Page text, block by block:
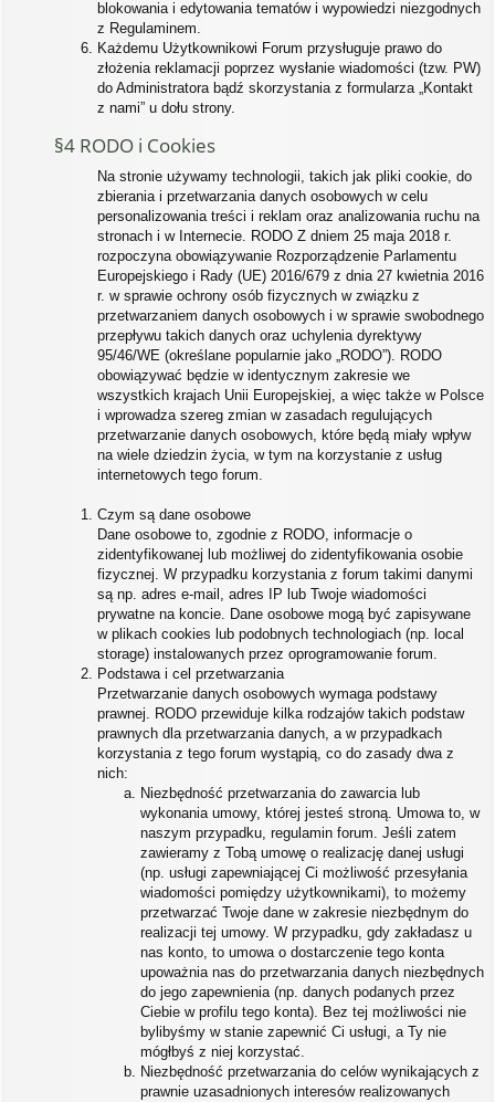
blokowania i edytowania tematów i wypowiedzi niezgodnych
z Regulaminem.
Każdemu Użytkownikowi Forum przysługuje prawo do
złożenia reklamacji poprzez wysłanie wiadomości (tzw. PW)
do Administratora bądź skorzystania z formularza „Kontakt
z nami” u dołu strony.
§4 RODO i Cookies
Na stronie używamy technologii, takich jak pliki cookie, do
zbierania i przetwarzania danych osobowych w celu
personalizowania treści i reklam oraz analizowania ruchu na
stronach i w Internecie. RODO Z dniem 25 maja 2018 r.
rozpoczyna obowiązywanie Rozporządzenie Parlamentu
Europejskiego i Rady (UE) 2016/679 z dnia 27 kwietnia 2016
r. w sprawie ochrony osób fizycznych w związku z
przetwarzaniem danych osobowych i w sprawie swobodnego
przepływu takich danych oraz uchylenia dyrektywy
95/46/WE (określane popularnie jako „RODO”). RODO
obowiązywać będzie w identycznym zakresie we
wszystkich krajach Unii Europejskiej, a więc także w Polsce
i wprowadza szereg zmian w zasadach regulujących
przetwarzanie danych osobowych, które będą miały wpływ
na wiele dziedzin życia, w tym na korzystanie z usług
internetowych tego forum.
Czym są dane osobowe
Dane osobowe to, zgodnie z RODO, informacje o
zidentyfikowanej lub możliwej do zidentyfikowania osobie
fizycznej. W przypadku korzystania z forum takimi danymi
są np. adres e-mail, adres IP lub Twoje wiadomości
prywatne na koncie. Dane osobowe mogą być zapisywane
w plikach cookies lub podobnych technologiach (np. local
storage) instalowanych przez oprogramowanie forum.
Podstawa i cel przetwarzania
Przetwarzanie danych osobowych wymaga podstawy
prawnej. RODO przewiduje kilka rodzajów takich podstaw
prawnych dla przetwarzania danych, a w przypadkach
korzystania z tego forum wystąpią, co do zasady dwa z
nich:
Niezbędność przetwarzania do zawarcia lub
wykonania umowy, której jesteś stroną. Umowa to, w
naszym przypadku, regulamin forum. Jeśli zatem
zawieramy z Tobą umowę o realizację danej usługi
(np. usługi zapewniającej Ci możliwość przesyłania
wiadomości pomiędzy użytkownikami), to możemy
przetwarzać Twoje dane w zakresie niezbędnym do
realizacji tej umowy. W przypadku, gdy zakładasz u
nas konto, to umowa o dostarczenie tego konta
upoważnia nas do przetwarzania danych niezbędnych
do jego zapewnienia (np. danych podanych przez
Ciebie w profilu tego konta). Bez tej możliwości nie
bylibyśmy w stanie zapewnić Ci usługi, a Ty nie
mógłbyś z niej korzystać.
Niezbędność przetwarzania do celów wynikających z
prawnie uzasadnionych interesów realizowanych